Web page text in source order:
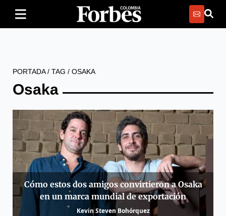
PORTADA/ TAG / OSAKA
Osaka
Cómo estos dos amigos convirtieron a Osaka
en un marca mundial de exportación
Kevin Steven Bohórquez